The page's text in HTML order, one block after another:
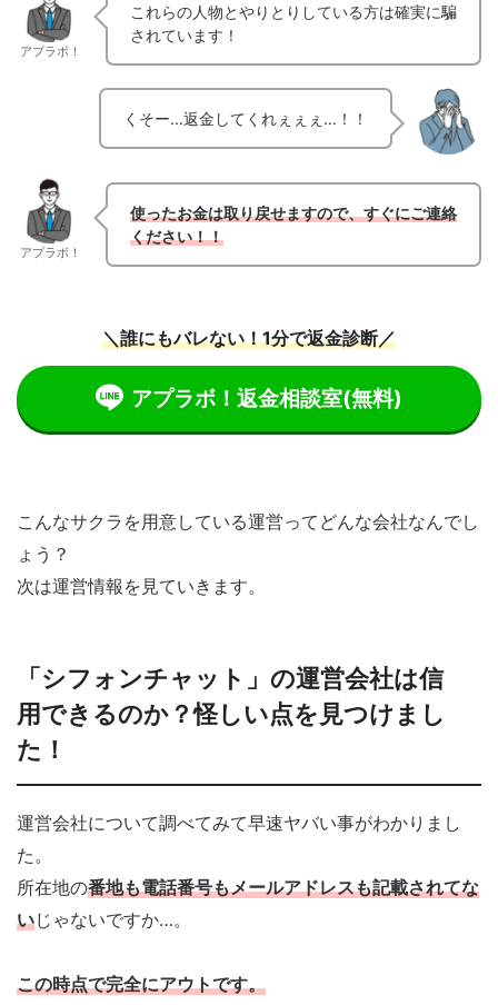
アプラボ！
これらの人物とやりとりしている方は確実に騙
されています！
くそー…返金してくれぇぇぇ…！！
アプラボ！
使ったお金は取り戻せますので、すぐにご連絡
ください！！
＼誰にもバレない！1分で返金診断／
アプラボ！返金相談室(無料)
こんなサクラを用意している運営ってどんな会社なんでし
ょう？
次は運営情報を見ていきます。
「シフォンチャット」の運営会社は信
用できるのか？怪しい点を見つけまし
た！
運営会社について調べてみて早速ヤバい事がわかりまし
た。
所在地の番地も電話番号もメールアドレスも記載されてな
いじゃないですか…。
この時点で完全にアウトです。